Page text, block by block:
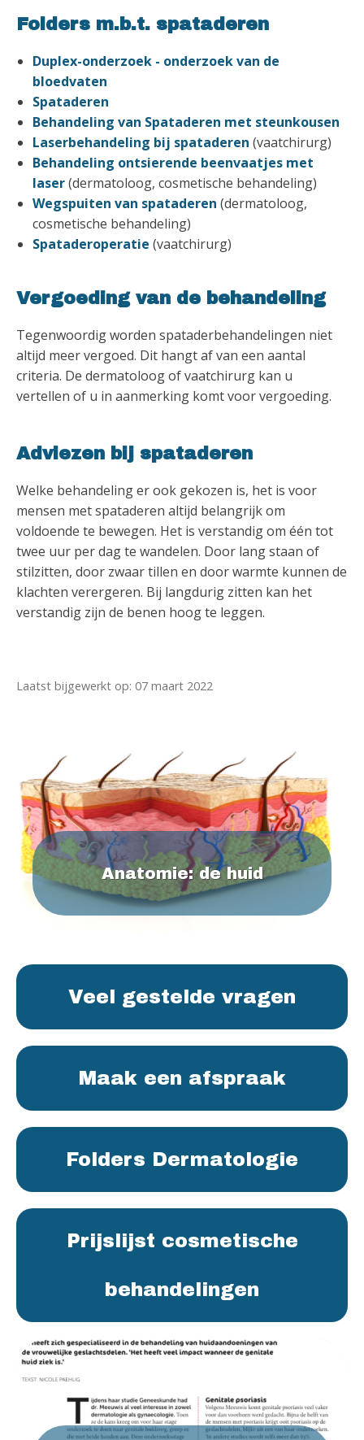
Folders m.b.t. spataderen
Duplex-onderzoek - onderzoek van de
bloedvaten
Spataderen
Behandeling van Spataderen met steunkousen
Laserbehandeling bij spataderen (vaatchirurg)
Behandeling ontsierende beenvaatjes met
laser(dermatoloog, cosmetische behandeling)
Wegspuiten van spataderen (dermatoloog,
cosmetische behandeling)
Spataderoperatie (vaatchirurg)
Vergoeding van de behandeling
Tegenwoordig worden spataderbehandelingen niet
altijd meer vergoed. Dit hangt af van een aantal
criteria. De dermatoloog of vaatchirurg kan u
vertellen of u in aanmerking komt voor vergoeding.
Adviezen bij spataderen
Welke behandeling er ook gekozen is, het is voor
mensen met spataderen altijd belangrijk om
voldoende te bewegen. Het is verstandig om één tot
twee uur per dag te wandelen. Door lang staan of
stilzitten, door zwaar tillen en door warmte kunnen de
klachten verergeren. Bij langdurig zitten kan het
verstandig zijn de benen hoog te leggen.
Laatst bijgewerkt op: 07 maart 2022
Anatomie: de huid
Veel gestelde vragen
Maak een afspraak
Folders Dermatologie
Prijslijst cosmetische
behandelingen